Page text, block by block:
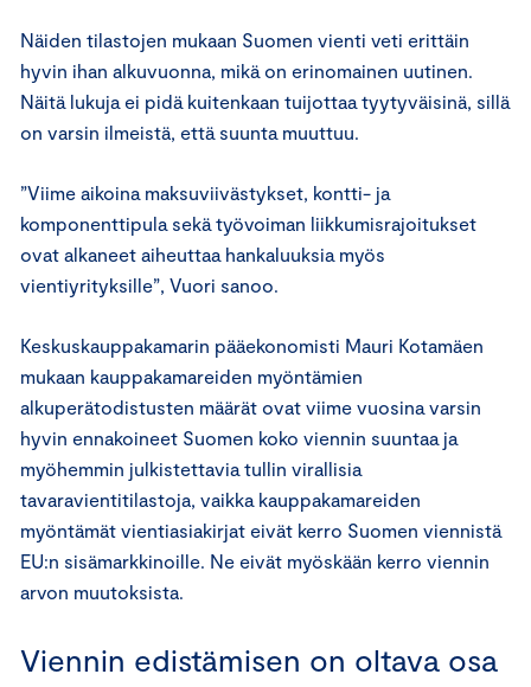
Näiden tilastojen mukaan Suomen vienti veti erittäin
hyvin ihan alkuvuonna, mikä on erinomainen uutinen.
Näitä lukuja ei pidä kuitenkaan tuijottaa tyytyväisinä, sillä
on varsin ilmeistä, että suunta muuttuu.
”Viime aikoina maksuviivästykset, kontti- ja
komponenttipula sekä työvoiman liikkumisrajoitukset
ovat alkaneet aiheuttaa hankaluuksia myös
vientiyrityksille”, Vuori sanoo.
Keskuskauppakamarin pääekonomisti Mauri Kotamäen
mukaan kauppakamareiden myöntämien
alkuperätodistusten määrät ovat viime vuosina varsin
hyvin ennakoineet Suomen koko viennin suuntaa ja
myöhemmin julkistettavia tullin virallisia
tavaravientitilastoja, vaikka kauppakamareiden
myöntämät vientiasiakirjat eivät kerro Suomen viennistä
EU:n sisämarkkinoille. Ne eivät myöskään kerro viennin
arvon muutoksista.
Viennin edistämisen on oltava osa